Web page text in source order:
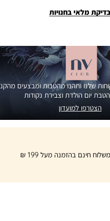
בדיקת מלאי בחנויות
שלנו ותהנו מהטבות ומבצעים
יום הולדת וצבירת נקודות
הצטרפו למועדון
משלוח חינם בהזמנה מעל 199 ₪